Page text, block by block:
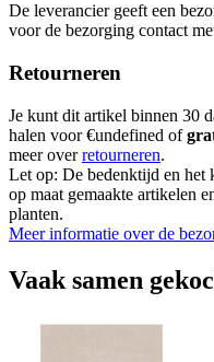
De leverancier geeft een
voor de bezorging contact
Retourneren
Je kunt dit artikel binnen 30
halen voor €undefined of
meer overretourneren.
Let op: De bedenktijd en het
op maat gemaakte artikelen
planten.
Meer informatie over de
Vaak samen